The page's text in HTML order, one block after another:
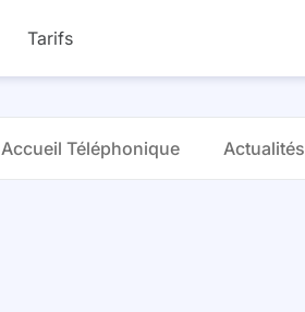
Tarifs
Accueil Téléphonique Actualités